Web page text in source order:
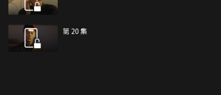
第 20 集